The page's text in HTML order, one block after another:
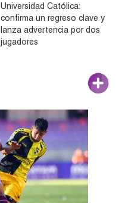
Universidad Católica:
confirma un regreso clave y
lanza advertencia por dos
jugadores